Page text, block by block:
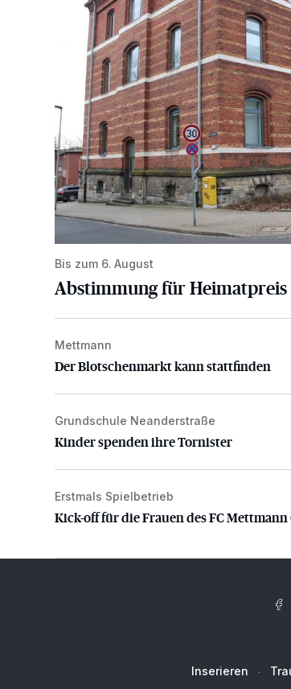
Bis zum 6. August
Abstimmung für
Der Blotschenmarkt kann stattfinden
Mettmann
Der Blotschenmarkt kann stattfinden
Kinder spenden ihre Tornister
Grundschule Neanderstraße
Kinder spenden ihre Tornister
Kick-off für die Frauen des FC Mettmann
Erstmals Spielbetrieb
Kick-off für die Frauen des FC
Inserieren